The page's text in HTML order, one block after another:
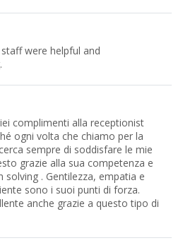
were helpful and
complimenti alla receptionist
ogni volta che chiamo per la
sempre di soddisfare le mie
grazie alla sua competenza e
solving . Gentilezza, empatia e
sono i suoi punti di forza.
anche grazie a questo tipo di